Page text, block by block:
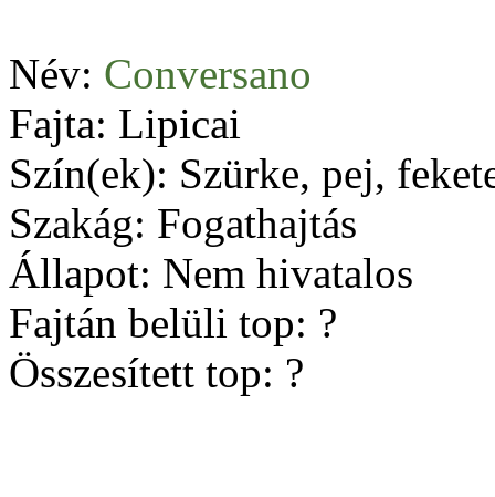
Név: Conversano
Fajta: Lipicai
Szín(ek): Szürke, pej,
Szakág: Fogathajtás
Állapot: Nem hivatalos
Fajtán belüli top: ?
Összesített top: ?